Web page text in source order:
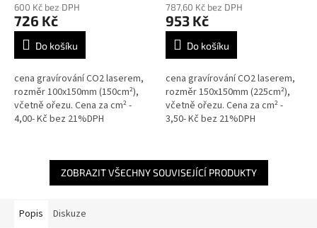
600 Kč bez DPH
726 Kč
Do košíku
cena gravírování CO2 laserem,
rozměr 100x150mm (150cm²),
včetně ořezu. Cena za cm² -
4,00- Kč bez 21%DPH
787,60 Kč bez DPH
953 Kč
Do košíku
cena gravírování CO2 laserem,
rozměr 150x150mm (225cm²),
včetně ořezu. Cena za cm² -
3,50- Kč bez 21%DPH
ZOBRAZIT VŠECHNY SOUVISEJÍCÍ PRODUKTY
Popis Diskuze